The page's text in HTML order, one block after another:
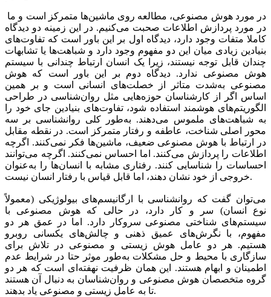
در مورد پردازش اطلاعات صحبت می‌کنیم. در این زمینه دو دیدگاه
کاملا متفات وجود دارد، دیدگاه اول بر این باور است که تفاوت‌های
بنیادین زیادی میان این دو مفهوم وجود دارد و شباهت‌ها یا تشابهات
چندان قابل توجه نیستند، زیرا یک انسان ارتباط چندانی با سیستم
هوش مصنوعی ندارد. دیدگاه دوم بر این باور است که هوش
مصنوعی به‌شدت متاثر از خصلت‌های انسانی است و بر همین
اساس اگر از کارشناسان حوزه‌هایی مثل روان‌شناسی در طراحی
الگوریتم‌های هوشمند استفاده شود، تفاوت‌های بنیادین جای خود را
به شباهت‌های ملموس می‌دهند. به‌طور کلی روانشناسی بر سه
محور اصلی شناخت، عاطفه و رفتار متمرکز است. در نقطه مقابل
در ارتباط با هوش مصنوعی ضعیف، ماشین‌ها فکر نمی‌کنند. اگرچه
اطلاعات را پردازش می‌کنند. اما احساس نمی‌کنند. اگرچه می‌توانند
احساسات را شناسایی کنند. رفتاری مشابه با انسان‌ها را به‌عنوان
خروجی از خود نشان دهند، اما قابل قیاس با رفتار انسان نیست.
می‌توان گفت که روانشناسی با ارگانیسم‌های بیولوژیکی (معمولاً
نوع انسان) سر و کار دارد، در حالی که هوش مصنوعی با
سیستم‌های شناختی مصنوعی سروکار دارد. اما در عمق هر دو
مفهوم، با نگرش‌های عمیق ذهنی و چالش‌های یکسانی روبرو
هستیم. هر دو عامل هوش زیستی و مصنوعی در تلاش برای
سازگاری با محیط و حل مشکلات به‌طور موثر حتا در شرایط عدم
اطمینان و ابهام هستند. این همان ظرفیت نهفته‌ای است که هر دو
گروه متخصصان هوش مصنوعی و روان‌شناسان به دنبال آن هستند
تا به عامل زیستی و مصنوعی یاد بدهند.